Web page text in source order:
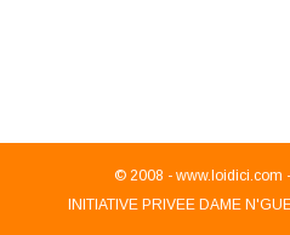
© 2008 - www.loidici.com
INITIATIVE PRIVEE DAME